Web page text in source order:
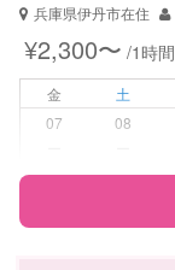
病児対応
障がい児対応
兵庫県伊丹市在住
¥2,300〜 /1時間
金 土
07
08